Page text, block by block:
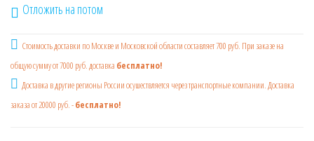
Отложить на потом
Стоимость доставки по Москве и Московской области составляет 700 руб. При заказе на
общую сумму от 7000 руб. доставка бесплатно!
Доставка в другие регионы России осушествляется через транспортные компании. Доставка
заказа от 20000 руб. -бесплатно!